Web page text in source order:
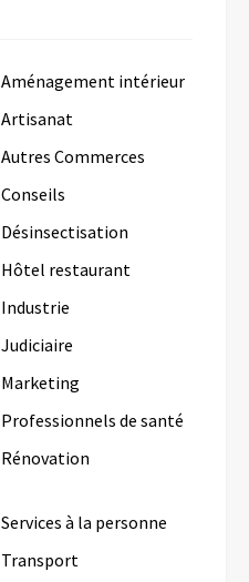
Aménagement intérieur
Artisanat
Autres Commerces
Conseils
Désinsectisation
Hôtel restaurant
Industrie
Judiciaire
Marketing
Professionnels de santé
Rénovation
Services à la personne
Transport